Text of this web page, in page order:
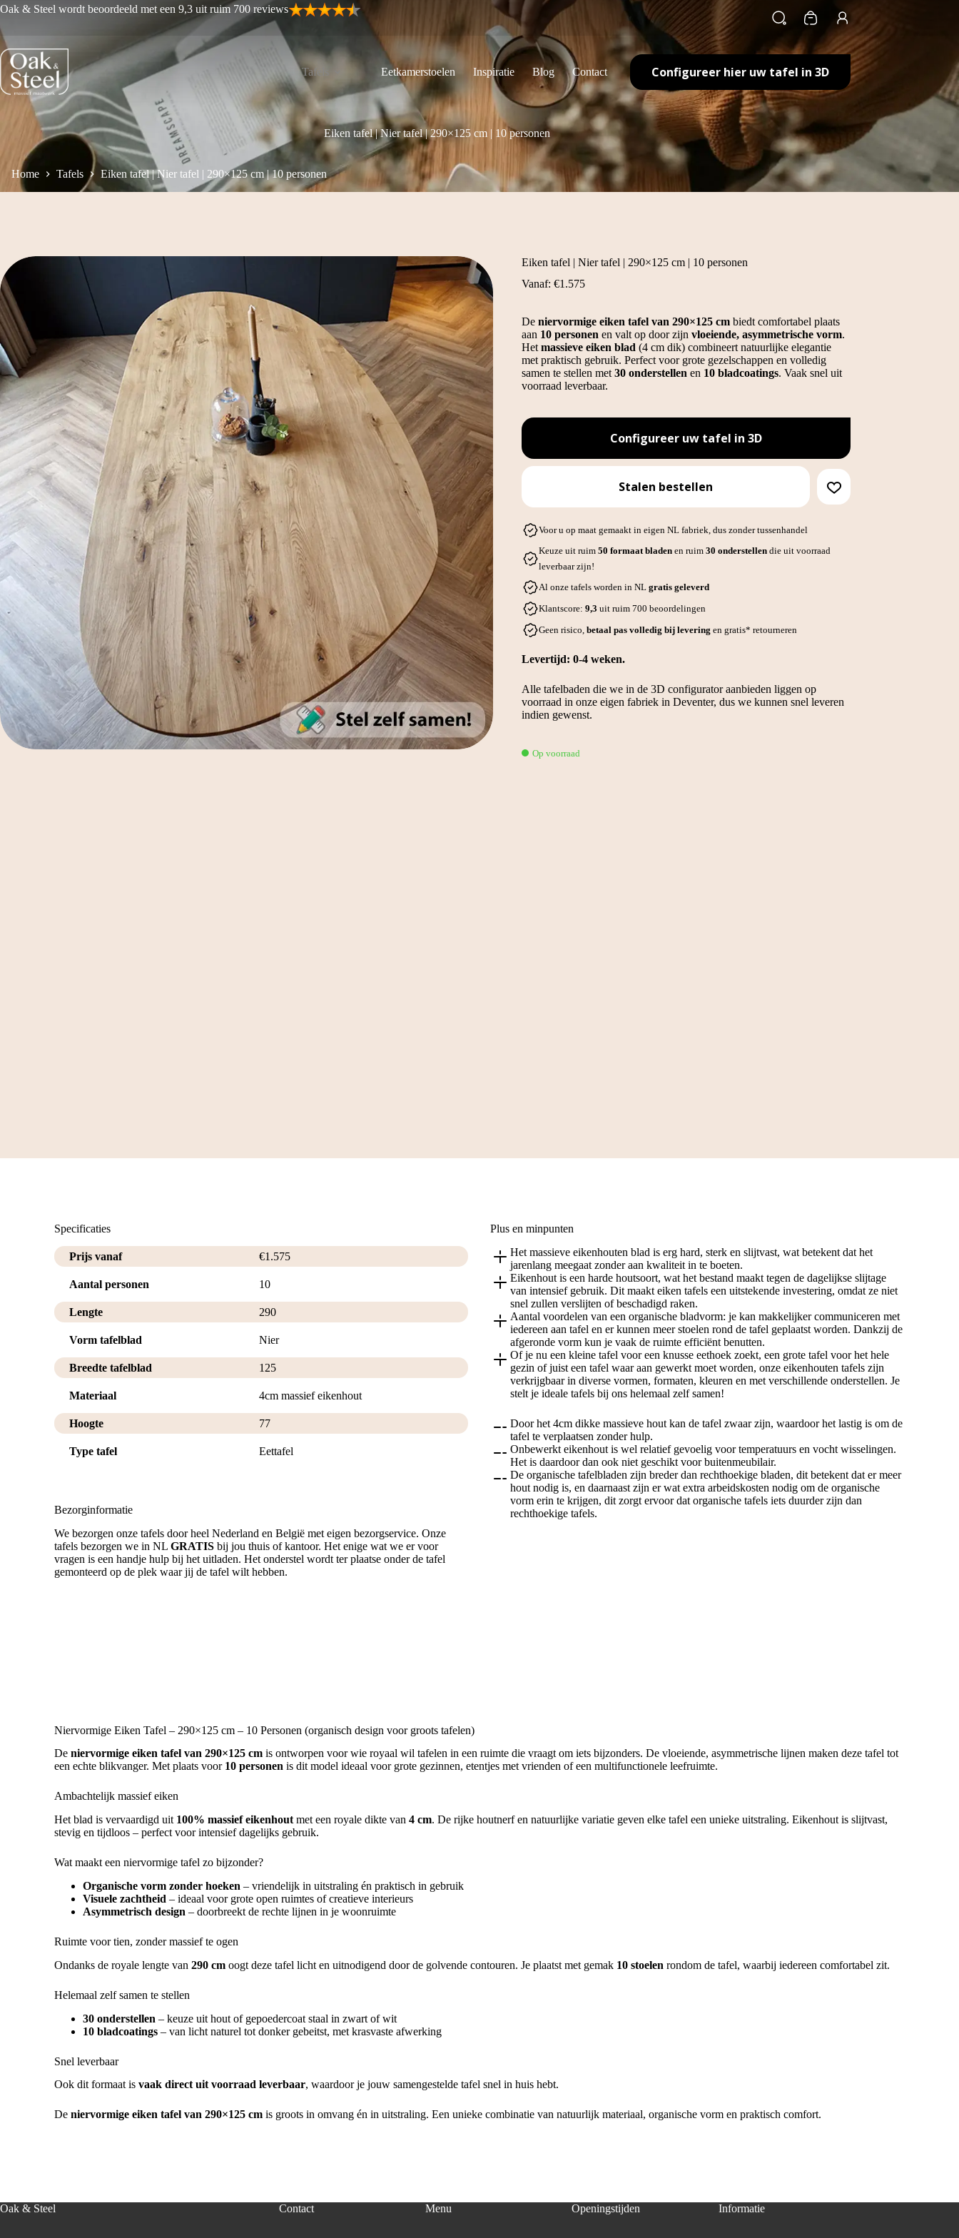
Ga
de
inhoud
Oak & Steel wordt beoordeeld met een 9,3 uit ruim 700 reviews
Winkelwagen
Tafels Eetkamerstoelen Inspiratie Blog Contact Configureer hier uw tafel in 3D
Eiken tafel | Nier tafel | 290×125 cm | 10 personen
Home Tafels Eiken tafel | Nier tafel | 290×125 cm | 10 personen
Eiken tafel | Nier tafel | 290×125 cm | 10 personen
Vanaf:€1.575
Deniervormige eiken tafel van 290×125 cm biedt comfortabel plaats
aan 10 personen en valt op door zijnvloeiende, asymmetrische vorm.
Hetmassieve eiken blad (4 cm dik) combineert natuurlijke elegantie
met praktisch gebruik. Perfect voor grote gezelschappen en volledig
samen te stellen met30 onderstellen en 10 bladcoatings. Vaak snel uit
voorraad leverbaar.
Configureer uw tafel in 3D
Stalen bestellen
Voor u op maat gemaakt in eigen NL fabriek, dus zonder tussenhandel
Keuze uit ruim 50 formaat bladen en ruim30 onderstellen die uit voorraad
leverbaar zijn!
Al onze tafels worden in NLgratis geleverd
Klantscore: 9,3uit ruim 700 beoordelingen
Geen risico,betaal pas volledig bij levering en gratis* retourneren
Levertijd: 0-4 weken.
Alle tafelbaden die we in de 3D configurator aanbieden liggen op
voorraad in onze eigen fabriek in Deventer, dus we kunnen snel leveren
indien gewenst.
Op voorraad
Specificaties
Prijs vanaf €1.575
Aantal personen 10
Lengte 290
Vorm tafelblad Nier
Breedte tafelblad 125
Materiaal 4cm massief eikenhout
Hoogte 77
Type tafel Eettafel
Bezorginformatie
We bezorgen onze tafels door heel Nederland en België met eigen bezorgservice. Onze
tafels bezorgen we in NL GRATIS bij jou thuis of kantoor. Het enige wat we er voor
vragen is een handje hulp bij het uitladen. Het onderstel wordt ter plaatse onder de tafel
gemonteerd op de plek waar jij de tafel wilt hebben.
Plus en minpunten
Het massieve eikenhouten blad is erg hard, sterk en slijtvast, wat betekent dat het
jarenlang meegaat zonder aan kwaliteit in te boeten.
Eikenhout is een harde houtsoort, wat het bestand maakt tegen de dagelijkse slijtage
van intensief gebruik. Dit maakt eiken tafels een uitstekende investering, omdat ze niet
snel zullen verslijten of beschadigd raken.
Aantal voordelen van een organische bladvorm: je kan makkelijker communiceren met
iedereen aan tafel en er kunnen meer stoelen rond de tafel geplaatst worden. Dankzij de
afgeronde vorm kun je vaak de ruimte efficiënt benutten.
Of je nu een kleine tafel voor een knusse eethoek zoekt, een grote tafel voor het hele
gezin of juist een tafel waar aan gewerkt moet worden, onze eikenhouten tafels zijn
verkrijgbaar in diverse vormen, formaten, kleuren en met verschillende onderstellen. Je
stelt je ideale tafels bij ons helemaal zelf samen!
Door het 4cm dikke massieve hout kan de tafel zwaar zijn, waardoor het lastig is om de
tafel te verplaatsen zonder hulp.
Onbewerkt eikenhout is wel relatief gevoelig voor temperatuurs en vocht wisselingen.
Het is daardoor dan ook niet geschikt voor buitenmeubilair.
De organische tafelbladen zijn breder dan rechthoekige bladen, dit betekent dat er meer
hout nodig is, en daarnaast zijn er wat extra arbeidskosten nodig om de organische
vorm erin te krijgen, dit zorgt ervoor dat organische tafels iets duurder zijn dan
rechthoekige tafels.
Niervormige Eiken Tafel – 290×125 cm – 10 Personen (organisch design voor groots tafelen)
De niervormige eiken tafel van 290×125 cm is ontworpen voor wie royaal wil tafelen in een ruimte die vraagt om iets bijzonders. De vloeiende, asymmetrische lijnen maken deze tafel tot
een echte blikvanger. Met plaats voor 10 personen is dit model ideaal voor grote gezinnen, etentjes met vrienden of een multifunctionele leefruimte.
Ambachtelijk massief eiken
Het blad is vervaardigd uit 100% massief eikenhout met een royale dikte van 4 cm. De rijke houtnerf en natuurlijke variatie geven elke tafel een unieke uitstraling. Eikenhout is slijtvast,
stevig en tijdloos – perfect voor intensief dagelijks gebruik.
Wat maakt een niervormige tafel zo bijzonder?
Organische vorm zonder hoeken – vriendelijk in uitstraling én praktisch in gebruik
Visuele zachtheid – ideaal voor grote open ruimtes of creatieve interieurs
Asymmetrisch design – doorbreekt de rechte lijnen in je woonruimte
Ruimte voor tien, zonder massief te ogen
Ondanks de royale lengte van 290 cm oogt deze tafel licht en uitnodigend door de golvende contouren. Je plaatst met gemak 10 stoelen rondom de tafel, waarbij iedereen comfortabel zit.
Helemaal zelf samen te stellen
30 onderstellen – keuze uit hout of gepoedercoat staal in zwart of wit
10 bladcoatings – van licht naturel tot donker gebeitst, met krasvaste afwerking
Snel leverbaar
Ook dit formaat is vaak direct uit voorraad leverbaar, waardoor je jouw samengestelde tafel snel in huis hebt.
De niervormige eiken tafel van 290×125 cm is groots in omvang én in uitstraling. Een unieke combinatie van natuurlijk materiaal, organische vorm en praktisch comfort.
Oak & Steel Contact Menu Openingstijden Informatie